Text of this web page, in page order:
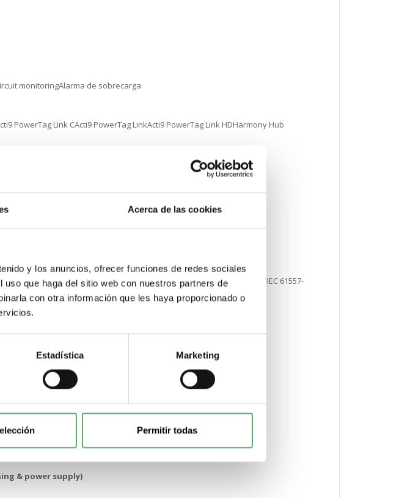
Acerca de las cookies
y los anuncios, ofrecer funciones de redes sociales
que haga del sitio web con nuestros partners de
con otra información que les haya proporcionado o
Estadística Marketing
Permitir todas
monitoringAlarma de sobrecarga
PowerTag Link CActi9 PowerTag LinkActi9 PowerTag Link HDHarmony Hub
iC60Acti 9 Acti 9 iDD40 XAActi 9 Acti 9 iCV40 XAActi 9 Vigi iDT40
0.5 tensión acorde a IEC 61557-12Clase 1 potencia activa acorde a IEC 61557-
12Clase 1 factor de potencia acorde a IEC 61557-12
at voltage loss
& power supply)